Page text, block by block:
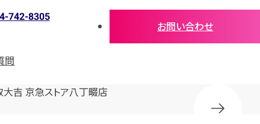
742-8305
お問い合わせ
問
大吉 京急ストア八丁畷店